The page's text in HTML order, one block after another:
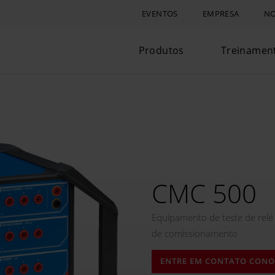
EVENTOS EMPRESA
Produtos
CMC 500
Equipamento de teste de
de comissionamento
ENTRE EM CONTATO